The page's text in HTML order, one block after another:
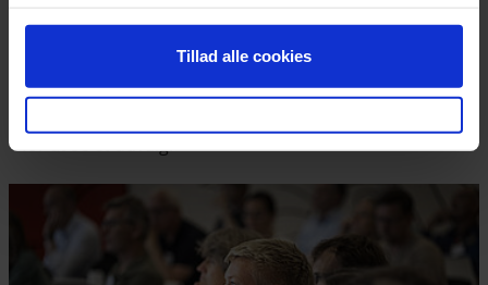
Tillad alle cookies
Fotos fra konferencen
På konferencens første dag tog fotograf Roar Paaske
for at se et udvalg.